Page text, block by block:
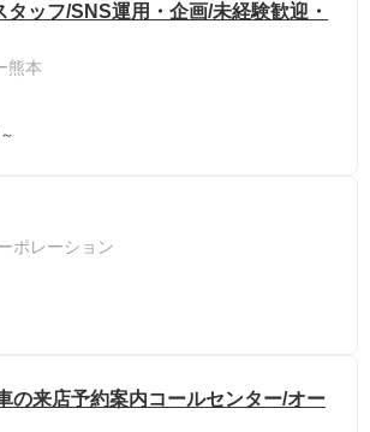
タッフ/SNS運用・企画/未経験歓迎・
熊本
ポレーション
の来店予約案内コールセンター/オー